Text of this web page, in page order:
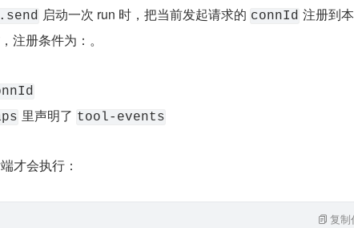
启动一次 run 时，把当前发起请求的 connId 注册到
注册条件为：。
里声明了 tool-events
才会执行：
复制